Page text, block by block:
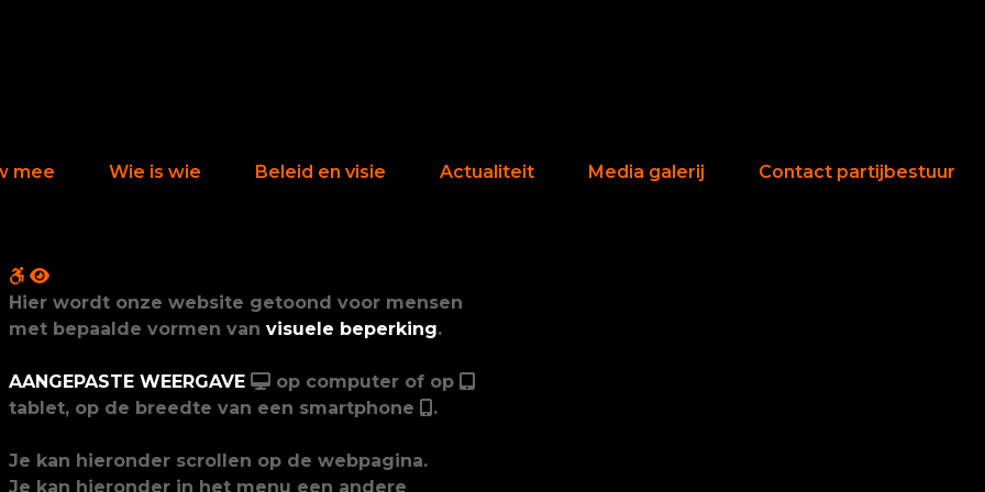
mee Wie is wie Beleid en visie Actualiteit Media galerij Contact partijbestuur
Hier wordt onze website getoond voor mensen
met bepaalde vormen van visuele beperking.
AANGEPASTE WEERGAVE
op computer of op
tablet, op de breedte van een smartphone
.
Je kan hieronder scrollen op de webpagina.
Je kan hieronder in het menu een andere